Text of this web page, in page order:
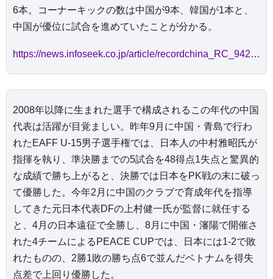
6本。コーナーキックの数は中国が9本、韓国が1本と、
中国が優位に試合を進めていたことが分かる。
https://news.infoseek.co.jp/article/recordchina_RC_942816/
2008年以降に生まれた選手で構成されるこの年代の中国
代表は活躍が目覚ましい。昨年9月に中国・青島で行わ
れたEAFF U-15男子選手権では、日本人の中村雅昭氏が
指揮を執り、準決勝までの5試合を48得点1失点と驚異的
な成績で勝ち上がると、決勝では日本をPK戦の末に破っ
て優勝した。今年2月に中国のクラブで育成年代を指導
してきた元日本代表DFの上村健一氏が監督に就任する
と、4月の日本遠征で全勝し、8月に中国・瀋陽で開催さ
れた4チームによるPEACE CUPでは、日本には1-2で敗
れたものの、2勝1敗の勝ち点6で並んだベトナムを得失
点差で上回り優勝した。